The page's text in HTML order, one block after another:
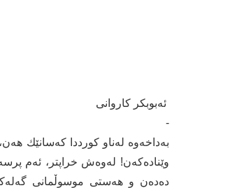
ئەبوبكر كاروانی
-
بەداخەوە لەناو کورددا کەسانێك
وێنادەکەن! لەوەش خراپتر، ئەم
دەدەن و ھەستی موسوڵمانی